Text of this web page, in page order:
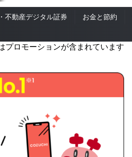
不動産デジタル証券 お金と節約
プロモーションが含まれています